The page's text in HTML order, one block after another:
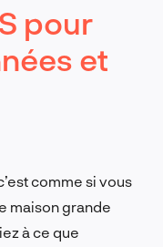
pour
et
comme si vous
maison grande
à ce que